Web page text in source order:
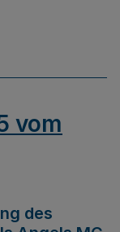
vom
des